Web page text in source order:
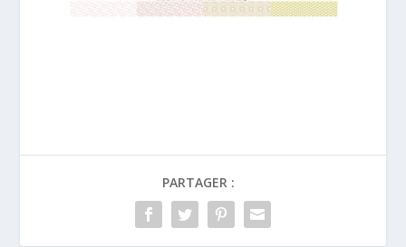
PARTAGER :